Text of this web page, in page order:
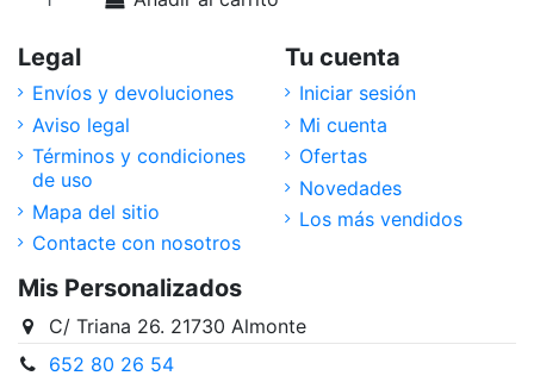
Legal
Envíos y devoluciones
Aviso legal
Términos y condiciones
de uso
Mapa del sitio
Contacte con nosotros
Tu cuenta
Iniciar sesión
Mi cuenta
Ofertas
Novedades
Los más vendidos
Mis Personalizados
C/ Triana 26. 21730 Almonte
652 80 26 54